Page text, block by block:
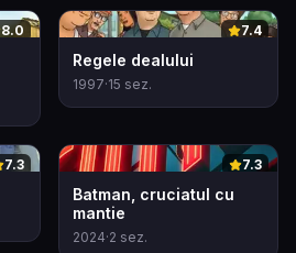
8.0 0 7.4
Regele dealului
1997·15 sez.
7.3 0 7.3
Batman, cruciatul cu
mantie
2024·2 sez.